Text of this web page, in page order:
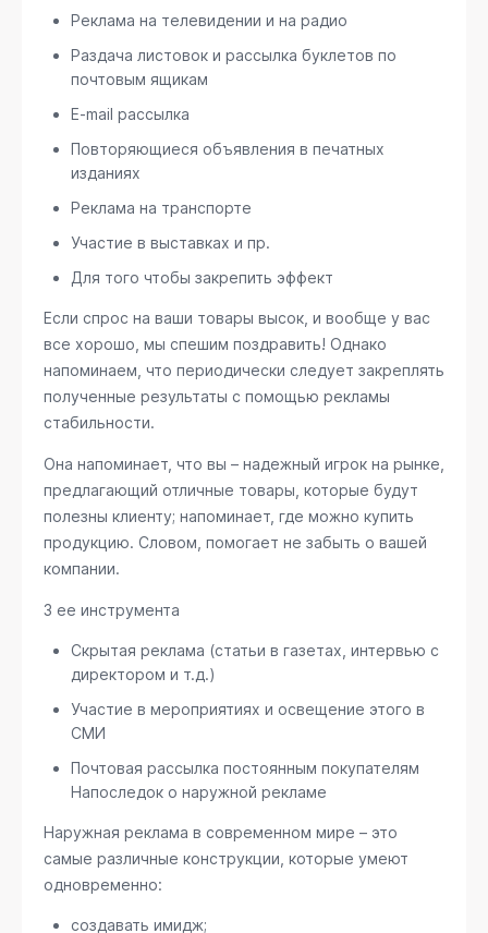
Реклама на телевидении и на радио
Раздача листовок и рассылка буклетов по
почтовым ящикам
E-mail рассылка
Повторяющиеся объявления в печатных
изданиях
Реклама на транспорте
Участие в выставках и пр.
Для того чтобы закрепить эффект
Если спрос на ваши товары высок, и вообще у вас
все хорошо, мы спешим поздравить! Однако
напоминаем, что периодически следует закреплять
полученные результаты с помощью рекламы
стабильности.
Она напоминает, что вы – надежный игрок на рынке,
предлагающий отличные товары, которые будут
полезны клиенту; напоминает, где можно купить
продукцию. Словом, помогает не забыть о вашей
компании.
3 ее инструмента
Скрытая реклама (статьи в газетах, интервью с
директором и т.д.)
Участие в мероприятиях и освещение этого в
СМИ
Почтовая рассылка постоянным покупателям
Напоследок о наружной рекламе
Наружная реклама в современном мире – это
самые различные конструкции, которые умеют
одновременно:
создавать имидж;